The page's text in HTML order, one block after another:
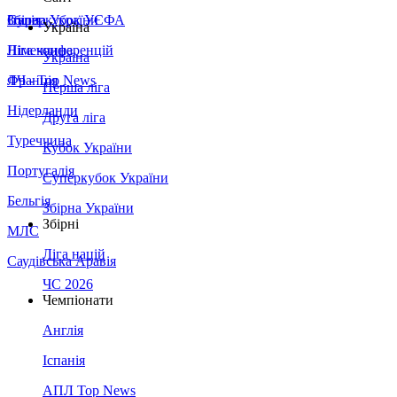
Збірна України
Італія
Німеччина
Франція
Нідерланди
Туреччина
Португалія
Бельгія
МЛС
Саудівська Аравія
Суперкубок УЄФА
Ліга конференцій
ЛЧ - Top News
Україна
Україна
Перша ліга
Друга ліга
Кубок України
Суперкубок України
Збірна України
Збірні
Ліга націй
ЧС 2026
Чемпіонати
Англія
Іспанія
АПЛ Top News